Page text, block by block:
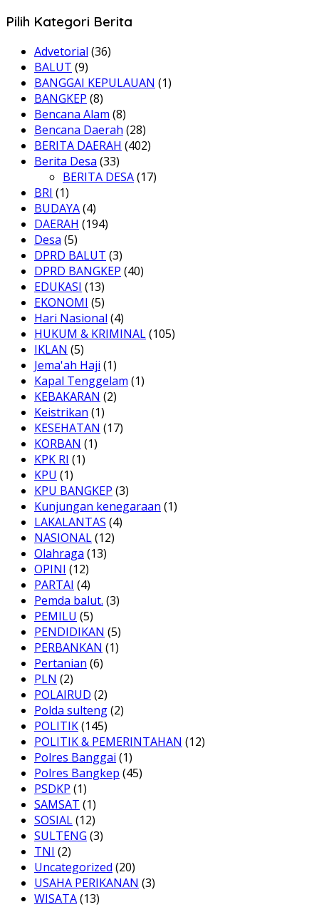
Pilih Kategori Berita
Advetorial (36)
BALUT (9)
BANGGAI KEPULAUAN (1)
BANGKEP (8)
Bencana Alam (8)
Bencana Daerah (28)
BERITA DAERAH (402)
Berita Desa (33)
BERITA DESA(17)
BRI (1)
BUDAYA(4)
DAERAH (194)
Desa (5)
DPRD BALUT (3)
DPRD BANGKEP (40)
EDUKASI (13)
EKONOMI (5)
Hari Nasional (4)
HUKUM & KRIMINAL(105)
IKLAN (5)
Jema'ah Haji (1)
Kapal Tenggelam (1)
KEBAKARAN (2)
Keistrikan (1)
KESEHATAN (17)
KORBAN (1)
KPK RI (1)
KPU (1)
KPU BANGKEP (3)
Kunjungan kenegaraan (1)
LAKALANTAS (4)
NASIONAL(12)
Olahraga (13)
OPINI (12)
PARTAI (4)
Pemda balut. (3)
PEMILU (5)
PENDIDIKAN (5)
PERBANKAN (1)
Pertanian (6)
PLN (2)
POLAIRUD (2)
Polda sulteng(2)
POLITIK(145)
POLITIK & PEMERINTAHAN (12)
Polres Banggai (1)
Polres Bangkep (45)
PSDKP (1)
SAMSAT (1)
SOSIAL(12)
SULTENG (3)
TNI (2)
Uncategorized (20)
USAHA PERIKANAN (3)
WISATA(13)